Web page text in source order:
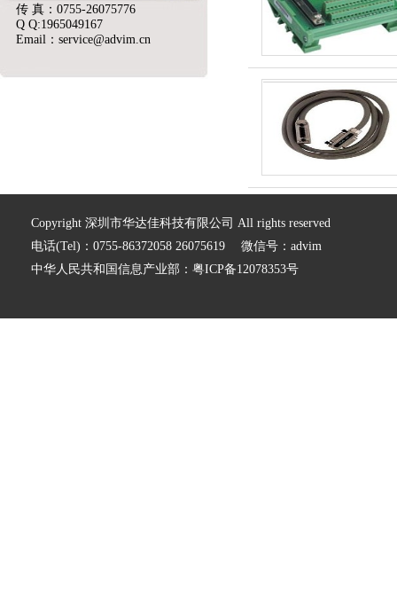
传 真：0755-26075776
Q Q:1965049167
Email：service@advim.cn
Copyright 深圳市华达佳科技有限公司 All rights reserved
电话(Tel)：0755-86372058 26075619 微信号：advim
中华人民共和国信息产业部： 粤ICP备12078353号